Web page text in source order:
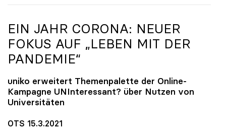
EIN JAHR CORONA: NEUER
FOKUS AUF „LEBEN MIT DER
PANDEMIE“
uniko erweitert Themenpalette der Online-
Kampagne UNInteressant? über Nutzen von
Universitäten
OTS 15.3.2021